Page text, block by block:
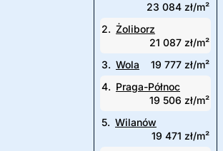
23 084 zł/m²
2. Żoliborz
21 087 zł/m²
3. Wola
19 777 zł/m²
4. Praga-Północ
19 506 zł/m²
5. Wilanów
19 471 zł/m²